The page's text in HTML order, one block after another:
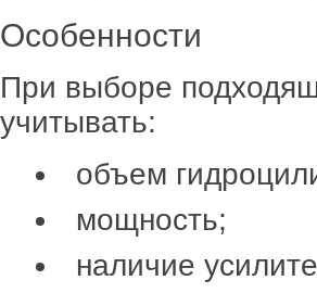
Особенности
При выборе
учитывать:
объем
мощность;
наличие